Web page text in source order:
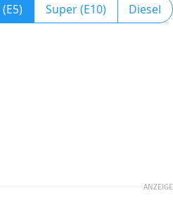
Super (E10) Diesel
ANZEIGE